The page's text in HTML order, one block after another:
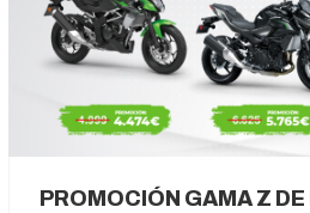
PROMOCIÓN GAMA Z DE